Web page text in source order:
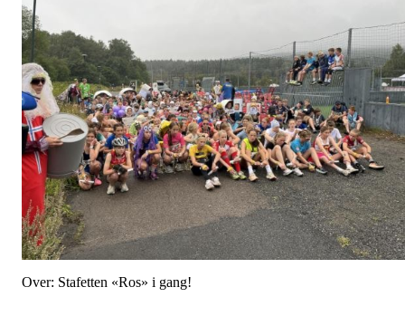
Over: Stafetten «Ros» i gang!